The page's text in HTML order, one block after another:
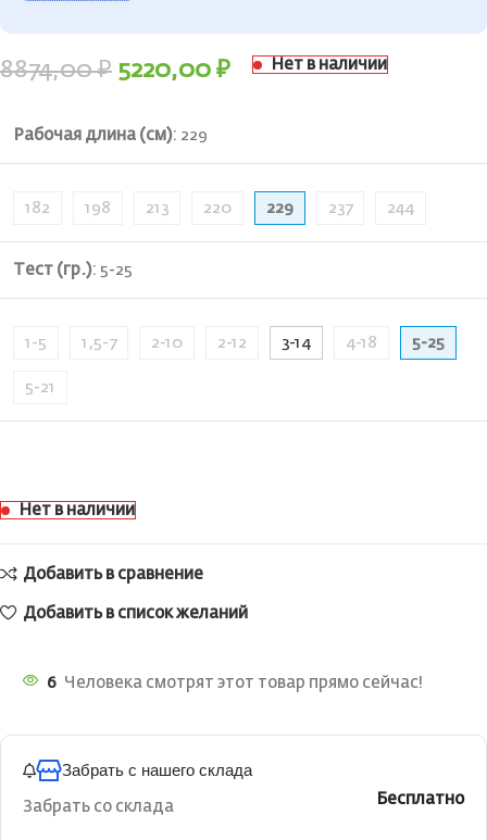
8874,00₽ 5220,00 ₽ Нет в наличии
Рабочая длина (см): 229
182 198 213 220 229 237 244
Тест (гр.): 5-25
1-5 1,5-7 2-10 2-12 3-14 4-18 5-25
5-21
Нет в наличии
Добавить в сравнение
Добавить в список желаний
6 Человека смотрят этот товар прямо сейчас!
Забрать с нашего склада
Забрать со склада Бесплатно